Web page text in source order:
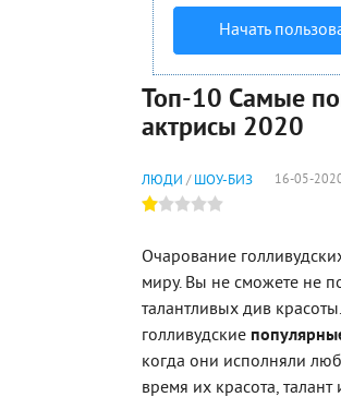
Начать
Топ-10 Самые
актрисы 2020
ЛЮДИ / ШОУ-БИЗ 16-05-
Очарование
миру. Вы не сможете не
талантливых див
голливудские
когда они исполняли
время их красота,